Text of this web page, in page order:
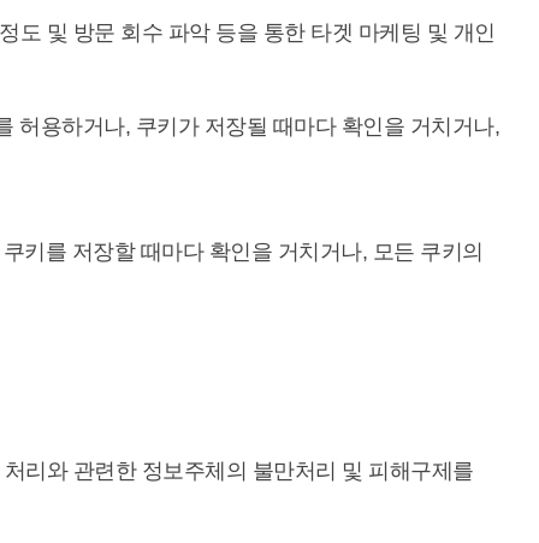
도 및 방문 회수 파악 등을 통한 타겟 마케팅 및 개인
허용하거나, 쿠키가 저장될 때마다 확인을 거치거나,
키를 저장할 때마다 확인을 거치거나, 모든 쿠키의
리와 관련한 정보주체의 불만처리 및 피해구제를